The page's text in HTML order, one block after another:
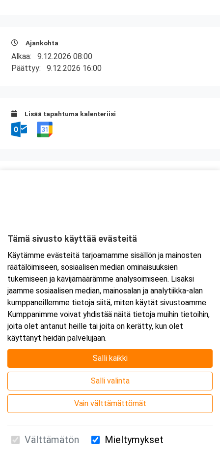
Ajankohta
Alkaa: 9.12.2026 08:00
Päättyy: 9.12.2026 16:00
Lisää tapahtuma kalenteriisi
Tarkempi kartta ja ajo-ohjeet
Tämä sivusto käyttää evästeitä
Käytämme evästeitä tarjoamamme sisällön ja mainosten
räätälöimiseen, sosiaalisen median ominaisuuksien
tukemiseen ja kävijämäärämme analysoimiseen. Lisäksi
jaamme sosiaalisen median, mainosalan ja analytiikka-alan
kumppaneillemme tietoja siitä, miten käytät sivustoamme.
Kumppanimme voivat yhdistää näitä tietoja muihin tietoihin,
joita olet antanut heille tai joita on kerätty, kun olet
käyttänyt heidän palvelujaan.
Salli kaikki
Salli valinta
Vain välttämättömät
Välttämätön
Mieltymykset